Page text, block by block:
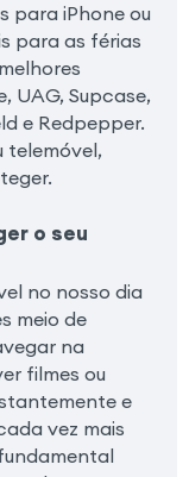
para iPhone ou
para as férias
UAG, Supcase,
e Redpepper.
telemóvel,
o seu
no nosso dia
meio de
na
filmes ou
e
vez mais